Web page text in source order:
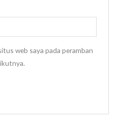
web saya pada peramban